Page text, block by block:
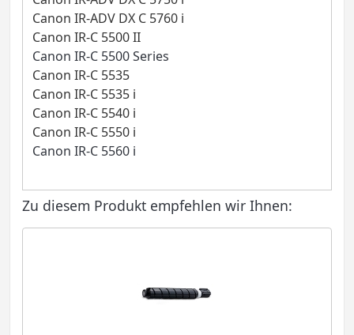
Canon IR-ADV DX C 5760 i
Canon IR-C 5500 II
Canon IR-C 5500 Series
Canon IR-C 5535
Canon IR-C 5535 i
Canon IR-C 5540 i
Canon IR-C 5550 i
Canon IR-C 5560 i
Zu diesem Produkt empfehlen wir Ihnen: